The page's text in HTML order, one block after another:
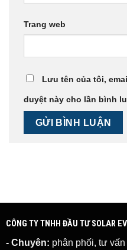
Trang web
Lưu tên của tôi,
duyệt này cho lần bình
CÔNG TY TNHH ĐẦU TƯ SOLAR
- Chuyên: phân phối, tư